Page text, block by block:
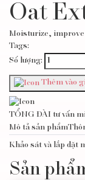
Oat
Moisturize,
Tags:
Số lượng:
Thêm vào
TỔNG ĐÀI tư vấn
Mô tả sản phẩm
Khảo sát và lắp đặt
Sản